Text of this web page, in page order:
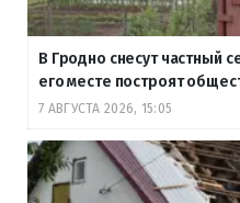
В Гродно снесут частный
его месте построят
7 АВГУСТА 2026, 15:05